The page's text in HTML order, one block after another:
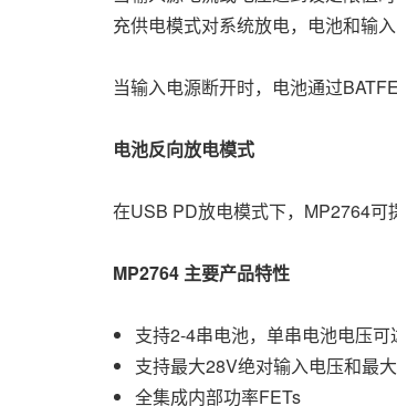
充供电模式对系统放电，电池和输
当输入电源断开时，电池通过
电池反向放电模式
在USB PD放电模式下，MP2764
MP2764 主要产品特性
支持2-4串电池，单串电池电压可
支持最大28V绝对输入电压和最
全集成内部功率FETs